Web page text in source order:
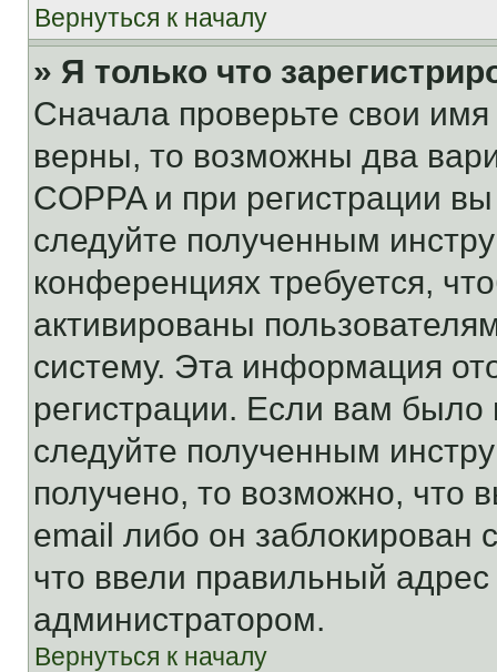
Вернуться к началу
» Я только что
Сначала проверьте свои
верны, то возможны два
COPPA и при регистрации
следуйте полученным
конференциях требуется,
активированы
систему. Эта информация
регистрации. Если вам
следуйте полученным
получено, то возможно, что
email либо он
что ввели правильный адрес
администратором.
Вернуться к началу